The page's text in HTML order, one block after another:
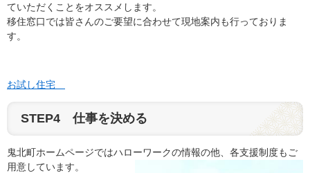
ていただくことをオススメします。
移住窓口では皆さんのご要望に合わせて現地案内も行っておりま
す。
お試し住宅
STEP4 仕事を決める
鬼北町ホームページではハローワークの情報の他、各支援制度もご
用意しています。